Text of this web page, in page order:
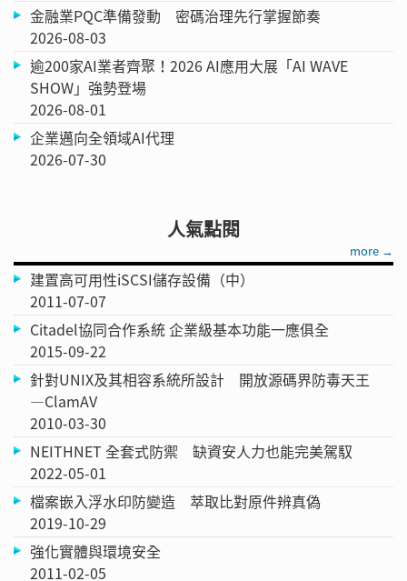
金融業PQC準備發動 密碼治理先行掌握節奏
2026-08-03
逾200家AI業者齊聚！2026 AI應用大展「AI WAVE
SHOW」強勢登場
2026-08-01
企業邁向全領域AI代理
2026-07-30
人氣點閱
more →
建置高可用性iSCSI儲存設備（中）
2011-07-07
Citadel協同合作系統 企業級基本功能一應俱全
2015-09-22
針對UNIX及其相容系統所設計 開放源碼界防毒天王
—ClamAV
2010-03-30
NEITHNET 全套式防禦 缺資安人力也能完美駕馭
2022-05-01
檔案嵌入浮水印防變造 萃取比對原件辨真偽
2019-10-29
強化實體與環境安全
2011-02-05